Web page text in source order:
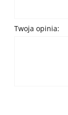
Twoja opinia: